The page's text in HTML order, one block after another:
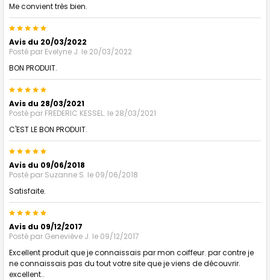
Me convient très bien.
5
Avis du 20/03/2022
Posté par Evelyne J. le 20/03/2022
BON PRODUIT.
5
Avis du 28/03/2021
Posté par FREDERIC KESSEL. le 28/03/2021
C'EST LE BON PRODUIT.
5
Avis du 09/06/2018
Posté par Suzanne S. le 09/06/2018
Satisfaite.
5
Avis du 09/12/2017
Posté par Geneviève J. le 09/12/2017
Excellent produit que je connaissais par mon coiffeur. par contre je
ne connaissais pas du tout votre site que je viens de découvrir.
excellent..